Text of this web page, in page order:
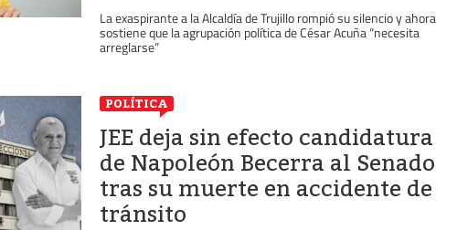
La exaspirante a la Alcaldía de Trujillo rompió su silencio y ahora
sostiene que la agrupación política de César Acuña “necesita
arreglarse”
POLÍTICA
JEE deja sin efecto candidatura
de Napoleón Becerra al Senado
tras su muerte en accidente de
tránsito